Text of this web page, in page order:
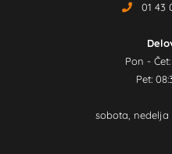
01 43
Pon -
Pet:
sobota,